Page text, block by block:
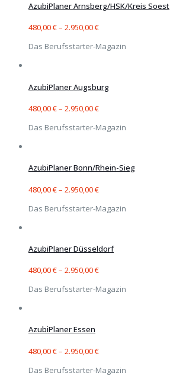
AzubiPlaner Arnsberg/HSK/Kreis Soest
480,00€– 2.950,00€
Das Berufsstarter-Magazin
AzubiPlaner Augsburg
480,00€– 2.950,00€
Das Berufsstarter-Magazin
AzubiPlaner Bonn/Rhein-Sieg
480,00€– 2.950,00€
Das Berufsstarter-Magazin
AzubiPlaner Düsseldorf
480,00€– 2.950,00€
Das Berufsstarter-Magazin
AzubiPlaner Essen
480,00€– 2.950,00€
Das Berufsstarter-Magazin